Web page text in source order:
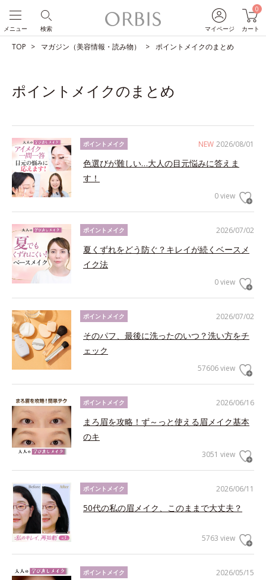
マイページ
0
カート
検索
メニュー
TOP マガジン（美容情報・読み物） ポイントメイクのまとめ
ポイントメイクのまとめ
NEW 2026/08/01
ポイントメイク
色選びが難しい…大人の目元悩みに答えま
す！
0 view
2026/07/02
ポイントメイク
夏くずれをどう防ぐ？キレイが続くベースメ
イク法
0 view
2026/07/02
ポイントメイク
そのパフ、最後に洗ったのいつ？洗い方をチ
ェック
57606 view
2026/06/16
ポイントメイク
まろ眉を攻略！ず～っと使える眉メイク基本
のキ
3051 view
2026/06/11
ポイントメイク
50代の私の眉メイク、このままで大丈夫？
5763 view
2026/05/15
ポイントメイク